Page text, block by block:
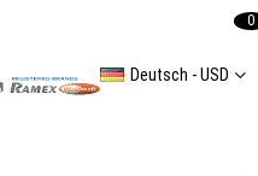
Deutsch - USD
0